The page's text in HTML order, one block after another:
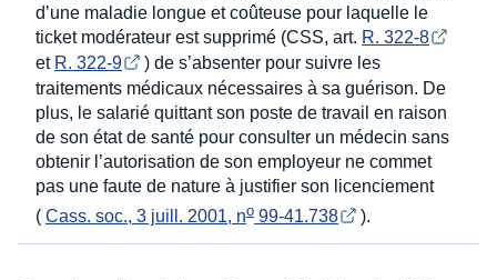
d’une maladie longue et coûteuse pour laquelle le
ticket modérateur est supprimé (CSS, art. R. 322-8
et R. 322-9
) de s’absenter pour suivre les
traitements médicaux nécessaires à sa guérison. De
plus, le salarié quittant son poste de travail en raison
de son état de santé pour consulter un médecin sans
obtenir l’autorisation de son employeur ne commet
pas une faute de nature à justifier son licenciement
( Cass. soc., 3 juill. 2001, no 99-41.738 ).